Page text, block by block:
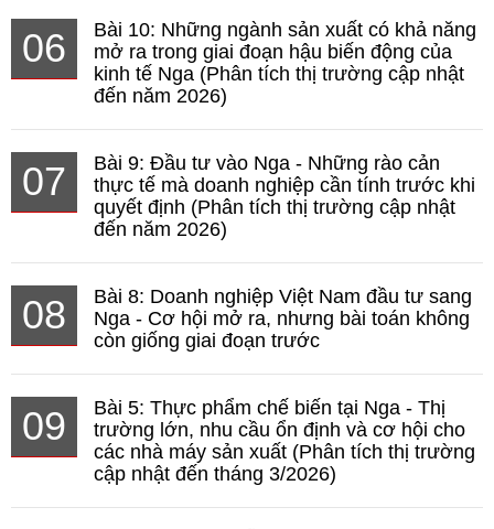
06
Bài 10: Những ngành sản xuất có khả năng
mở ra trong giai đoạn hậu biến động của
kinh tế Nga (Phân tích thị trường cập nhật
đến năm 2026)
07
Bài 9: Đầu tư vào Nga - Những rào cản
thực tế mà doanh nghiệp cần tính trước khi
quyết định (Phân tích thị trường cập nhật
đến năm 2026)
08
Bài 8: Doanh nghiệp Việt Nam đầu tư sang
Nga - Cơ hội mở ra, nhưng bài toán không
còn giống giai đoạn trước
09
Bài 5: Thực phẩm chế biến tại Nga - Thị
trường lớn, nhu cầu ổn định và cơ hội cho
các nhà máy sản xuất (Phân tích thị trường
cập nhật đến tháng 3/2026)